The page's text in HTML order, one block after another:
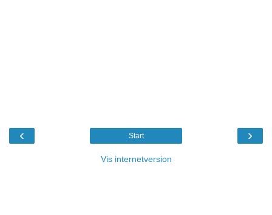
‹ ›
Start
Vis internetversion